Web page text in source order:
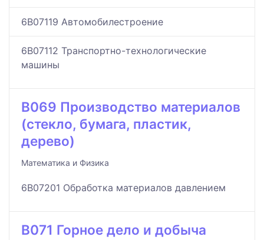
6B07119 Автомобилестроение
6B07112 Транспортно-технологические
машины
B069 Производство материалов
(стекло, бумага, пластик,
дерево)
Математика и Физика
6B07201 Обработка материалов давлением
B071 Горное дело и добыча